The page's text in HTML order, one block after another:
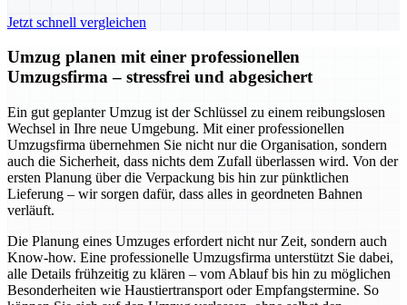
Jetzt schnell vergleichen
Umzug planen mit einer professionellen
Umzugsfirma – stressfrei und abgesichert
Ein gut geplanter Umzug ist der Schlüssel zu einem reibungslosen
Wechsel in Ihre neue Umgebung. Mit einer professionellen
Umzugsfirma übernehmen Sie nicht nur die Organisation, sondern
auch die Sicherheit, dass nichts dem Zufall überlassen wird. Von der
ersten Planung über die Verpackung bis hin zur pünktlichen
Lieferung – wir sorgen dafür, dass alles in geordneten Bahnen
verläuft.
Die Planung eines Umzuges erfordert nicht nur Zeit, sondern auch
Know-how. Eine professionelle Umzugsfirma unterstützt Sie dabei,
alle Details frühzeitig zu klären – vom Ablauf bis hin zu möglichen
Besonderheiten wie Haustiertransport oder Empfangstermine. So